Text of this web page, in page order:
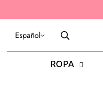
Español
ROPA